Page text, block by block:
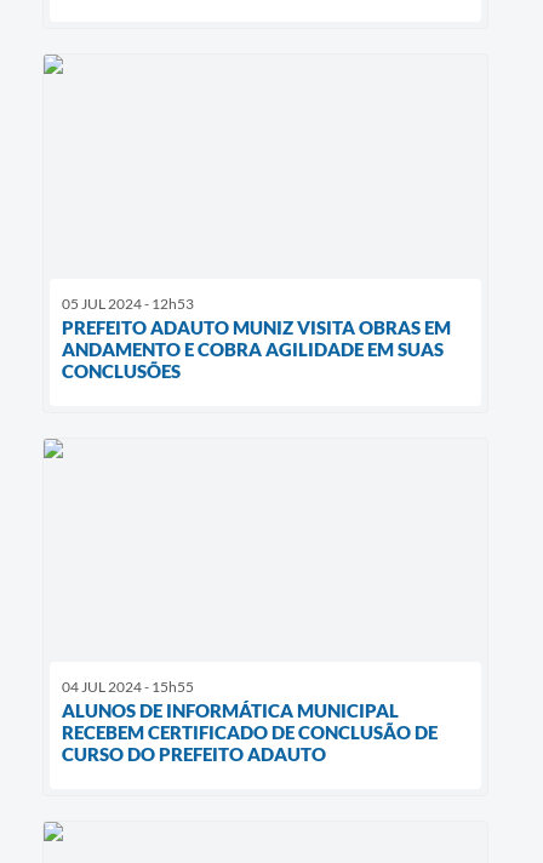
05 JUL 2024 - 12h53
PREFEITO ADAUTO MUNIZ VISITA OBRAS EM
ANDAMENTO E COBRA AGILIDADE EM SUAS
CONCLUSÕES
04 JUL 2024 - 15h55
ALUNOS DE INFORMÁTICA MUNICIPAL
RECEBEM CERTIFICADO DE CONCLUSÃO DE
CURSO DO PREFEITO ADAUTO